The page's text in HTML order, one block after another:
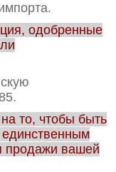
одобренные
то, чтобы быть
продажи вашей